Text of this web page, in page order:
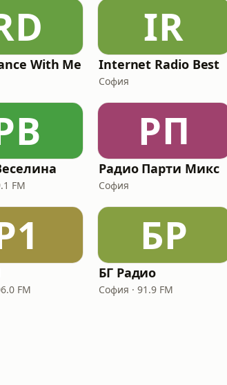
With Me
IR
Internet Radio Best
София
FM
РП
Радио Парти Микс
София
FM
БР
БГ Радио
София · 91.9 FM